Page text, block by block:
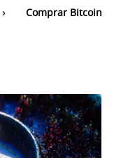
Comprar Bitcoin